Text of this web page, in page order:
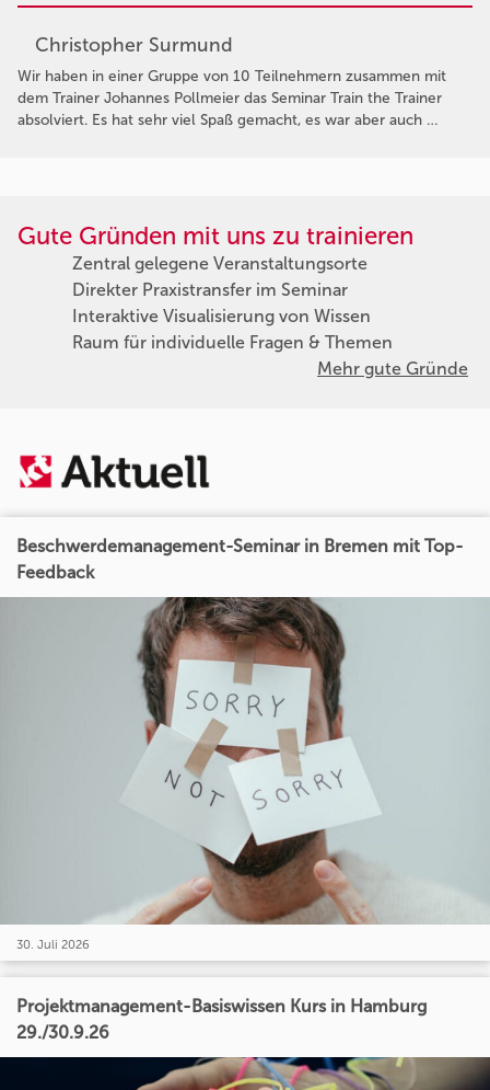
Christopher Surmund
Wir haben in einer Gruppe von 10 Teilnehmern zusammen mit
dem Trainer Johannes Pollmeier das Seminar Train the Trainer
absolviert. Es hat sehr viel Spaß gemacht, es war aber auch …
Gute Gründen mit uns zu trainieren
Zentral gelegene Veranstaltungsorte
Direkter Praxistransfer im Seminar
Interaktive Visualisierung von Wissen
Raum für individuelle Fragen & Themen
Mehr gute Gründe
Beschwerdemanagement-Seminar in Bremen mit Top-
Feedback
30. Juli 2026
Projektmanagement-Basiswissen Kurs in Hamburg
29./30.9.26